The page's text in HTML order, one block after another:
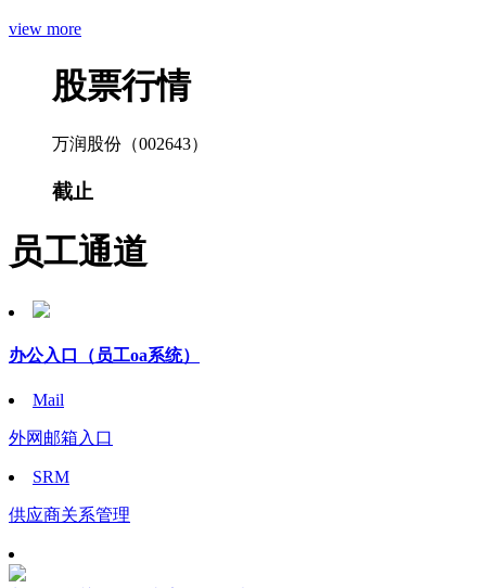
view more
股票行情
万润股份（002643）
截止
员工通道
办公入口 （员工oa系统）
Mail
外网邮箱入口
SRM
供应商关系管理